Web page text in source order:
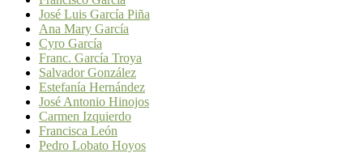
José Luis García Piña
Ana Mary García
Cyro García
Franc. García Troya
Salvador González
Estefanía Hernández
José Antonio Hinojos
Carmen Izquierdo
Francisca León
Pedro Lobato Hoyos